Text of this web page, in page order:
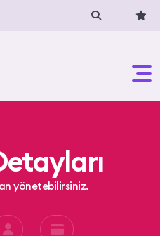
yönetebilirsiniz.